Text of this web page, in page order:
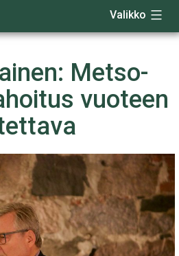
Valikko
Metso-
vuoteen